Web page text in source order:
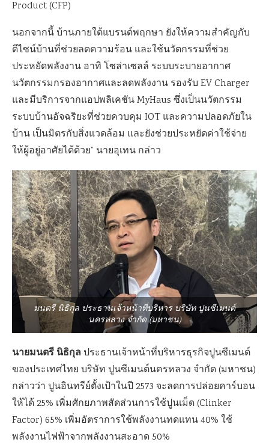
Product (CFP)
นอกจากนี้ บ้านภายใต้แบรนด์พฤกษา ยังให้ความสำคัญกับ
ดีไซน์บ้านที่ช่วยลดความร้อน และใช้นวัตกรรมที่ช่วย
ประหยัดพลังงาน อาทิ โซล่าเซลล์ ระบบระบายอากาศ
นวัตกรรมกรองอากาศและลดพลังงาน รองรับ EV Charger
และมีบริการจากแอปพลิเคชัน MyHaus ซึ่งเป็นนวัตกรรม
ระบบบ้านอัจฉริยะที่ช่วยควบคุม IOT และความปลอดภัยใน
บ้าน เป็นมิตรกับสิ่งแวดล้อม และยังช่วยประหยัดค่าใช้จ่าย
ให้ผู้อยู่อาศัยได้ด้วย” นายอุเทน กล่าว
มนตรี นิธิกุล ประธานเจ้าหน้าที่บริหาร บริษัท ปูนซีเมนต์
นครหลวง จำกัด (มหาชน)
นายมนตรี นิธิกุลประธานเจ้าหน้าที่บริหารธุรกิจปูนซีเมนต์
ของประเทศไทย บริษัท ปูนซีเมนต์นครหลวง จำกัด (มหาชน)
กล่าวว่า ปูนอินทรีย์ตั้งเป้าในปี 2573 จะลดการปล่อยคาร์บอน
ให้ได้ 25% เพิ่มศักยภาพสัดส่วนการใช้ปูนเม็ด (Clinker
Factor) 65% เพิ่มอัตราการใช้พลังงานทดแทน 40% ใช้
พลังงานไฟฟ้าจากพลังงานสะอาด 50%